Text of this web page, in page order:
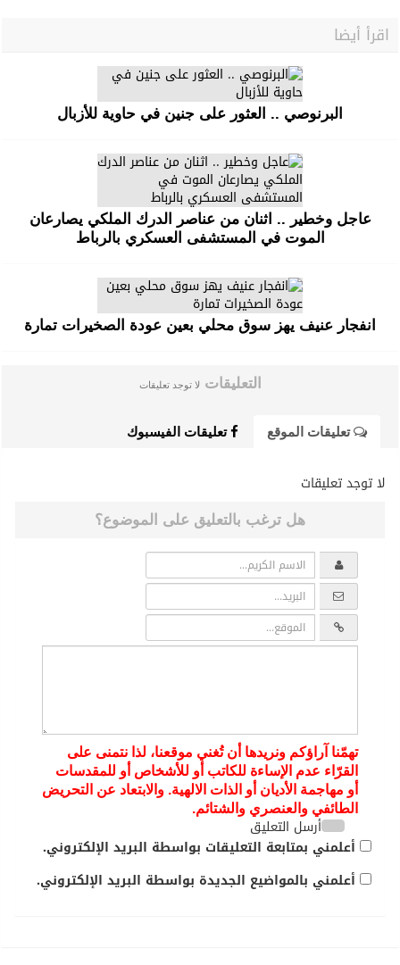
اقرأ أيضا
البرنوصي .. العثور على جنين في حاوية للأزبال
عاجل وخطير .. اثنان من عناصر الدرك الملكي يصارعان
الموت في المستشفى العسكري بالرباط
انفجار عنيف يهز سوق محلي بعين عودة الصخيرات تمارة
التعليقات لا توجد تعليقات
تعليقات الموقع تعليقات الفيسبوك
لا توجد تعليقات
هل ترغب بالتعليق على الموضوع؟
تهمّنا آراؤكم ونريدها أن تُغني موقعنا، لذا نتمنى على
القرّاء عدم الإساءة للكاتب أو للأشخاص أو للمقدسات
أو مهاجمة الأديان أو الذات الالهية. والابتعاد عن التحريض
الطائفي والعنصري والشتائم.
أرسل التعليق
أعلمني بمتابعة التعليقات بواسطة البريد الإلكتروني.
أعلمني بالمواضيع الجديدة بواسطة البريد الإلكتروني.